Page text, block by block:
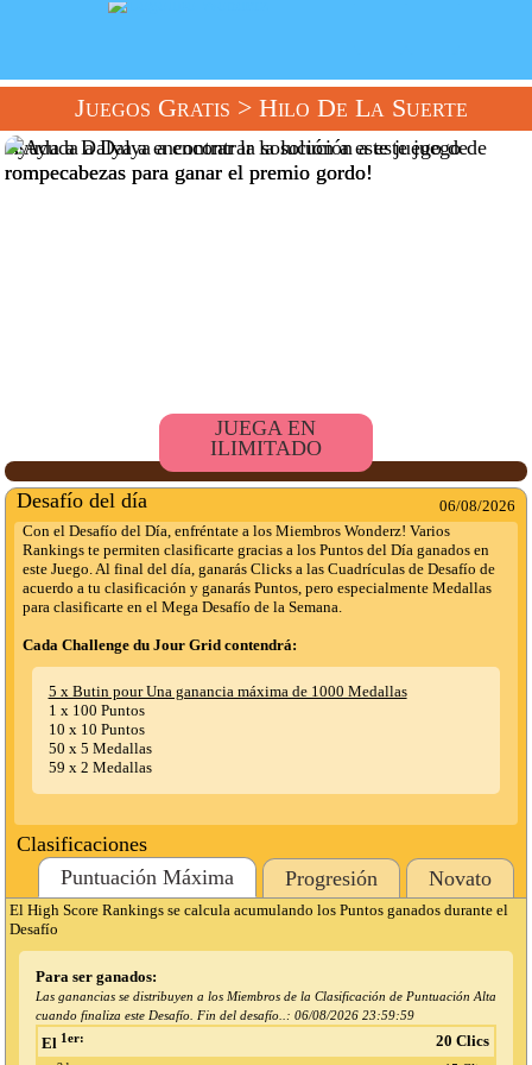
Juegos Gratis > Hilo De La Suerte
Ayuda a Dalya a encontrar la solución a este juego de
rompecabezas para ganar el premio gordo!
JUEGA EN
ILIMITADO
Desafío del día
06/08/2026
Con el Desafío del Día, enfréntate a los Miembros Wonderz! Varios
Rankings te permiten clasificarte gracias a los Puntos del Día ganados en
este Juego. Al final del día, ganarás Clicks a las Cuadrículas de Desafío de
acuerdo a tu clasificación y ganarás Puntos, pero especialmente Medallas
para clasificarte en el Mega Desafío de la Semana.
Cada Challenge du Jour Grid contendrá:
5 x Butin pour Una ganancia máxima de 1000 Medallas
1 x 100 Puntos
10 x 10 Puntos
50 x 5 Medallas
59 x 2 Medallas
Clasificaciones
Puntuación Máxima
Progresión Novato
El High Score Rankings se calcula acumulando los Puntos ganados durante el
Desafío
Para ser ganados:
Las ganancias se distribuyen a los Miembros de la Clasificación de Puntuación Alta
cuando finaliza este Desafío. Fin del desafío..: 06/08/2026 23:59:59
El 1er: 20 Clics